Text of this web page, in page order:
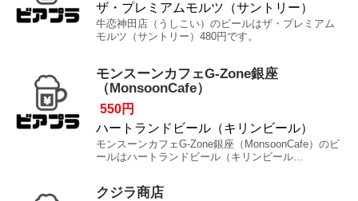
ザ・プレミアムモルツ（サントリー）
牛恋神田店（うしこい）のビールはザ・プレミアム
モルツ（サントリー）480円です。
モンスーンカフェG-Zone銀座
（MonsoonCafe）
550円
ハートランドビール（キリンビール）
モンスーンカフェG-Zone銀座（MonsoonCafe）のビ
ールはハートランドビール（キリンビール...
クジラ商店